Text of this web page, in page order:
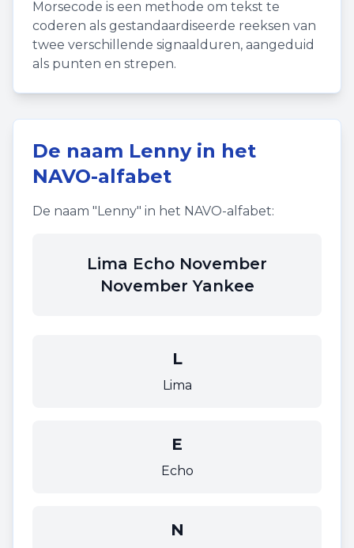
Morsecode is een methode om tekst te
coderen als gestandaardiseerde reeksen van
twee verschillende signaalduren, aangeduid
als punten en strepen.
De naam Lennyin het
NAVO-alfabet
De naam "Lenny" in het NAVO-alfabet:
Lima Echo November
November Yankee
L
Lima
E
Echo
N